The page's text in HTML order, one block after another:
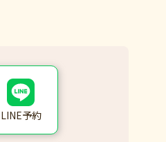
LINE予約